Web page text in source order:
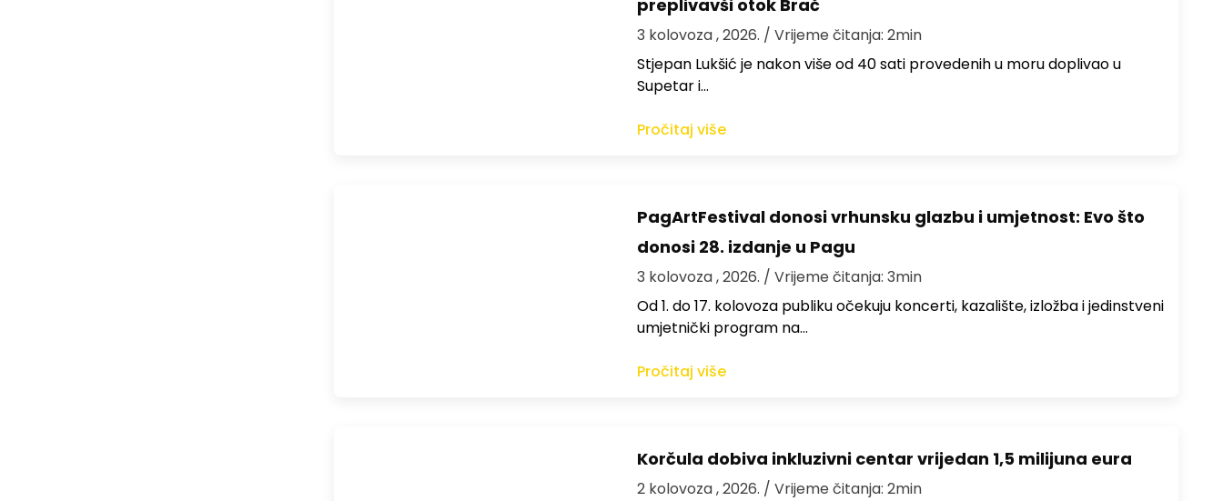
preplivavši otok Brač
3 kolovoza , 2026. / Vrijeme čitanja: 2min
St​jepan Lukšić je nakon više od 40 sati provedenih u moru doplivao u
Supetar i…
Pročitaj više
PagArtFestival donosi vrhunsku glazbu i umjetnost: Evo što
donosi 28. izdanje u Pagu
3 kolovoza , 2026. / Vrijeme čitanja: 3min
Od 1. do 17. kolovoza publiku očekuju koncerti, kazalište, izložba i jedinstveni
umjetnički program na…
Pročitaj više
Korčula dobiva inkluzivni centar vrijedan 1,5 milijuna eura
2 kolovoza , 2026. / Vrijeme čitanja: 2min